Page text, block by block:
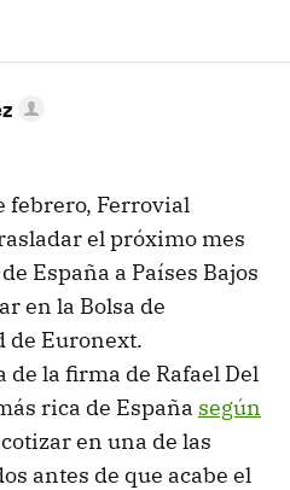
febrero, Ferrovial
el próximo mes
España a Países Bajos
en la Bolsa de
de Euronext.
la firma de Rafael Del
rica de España según
en una de las
antes de que acabe el